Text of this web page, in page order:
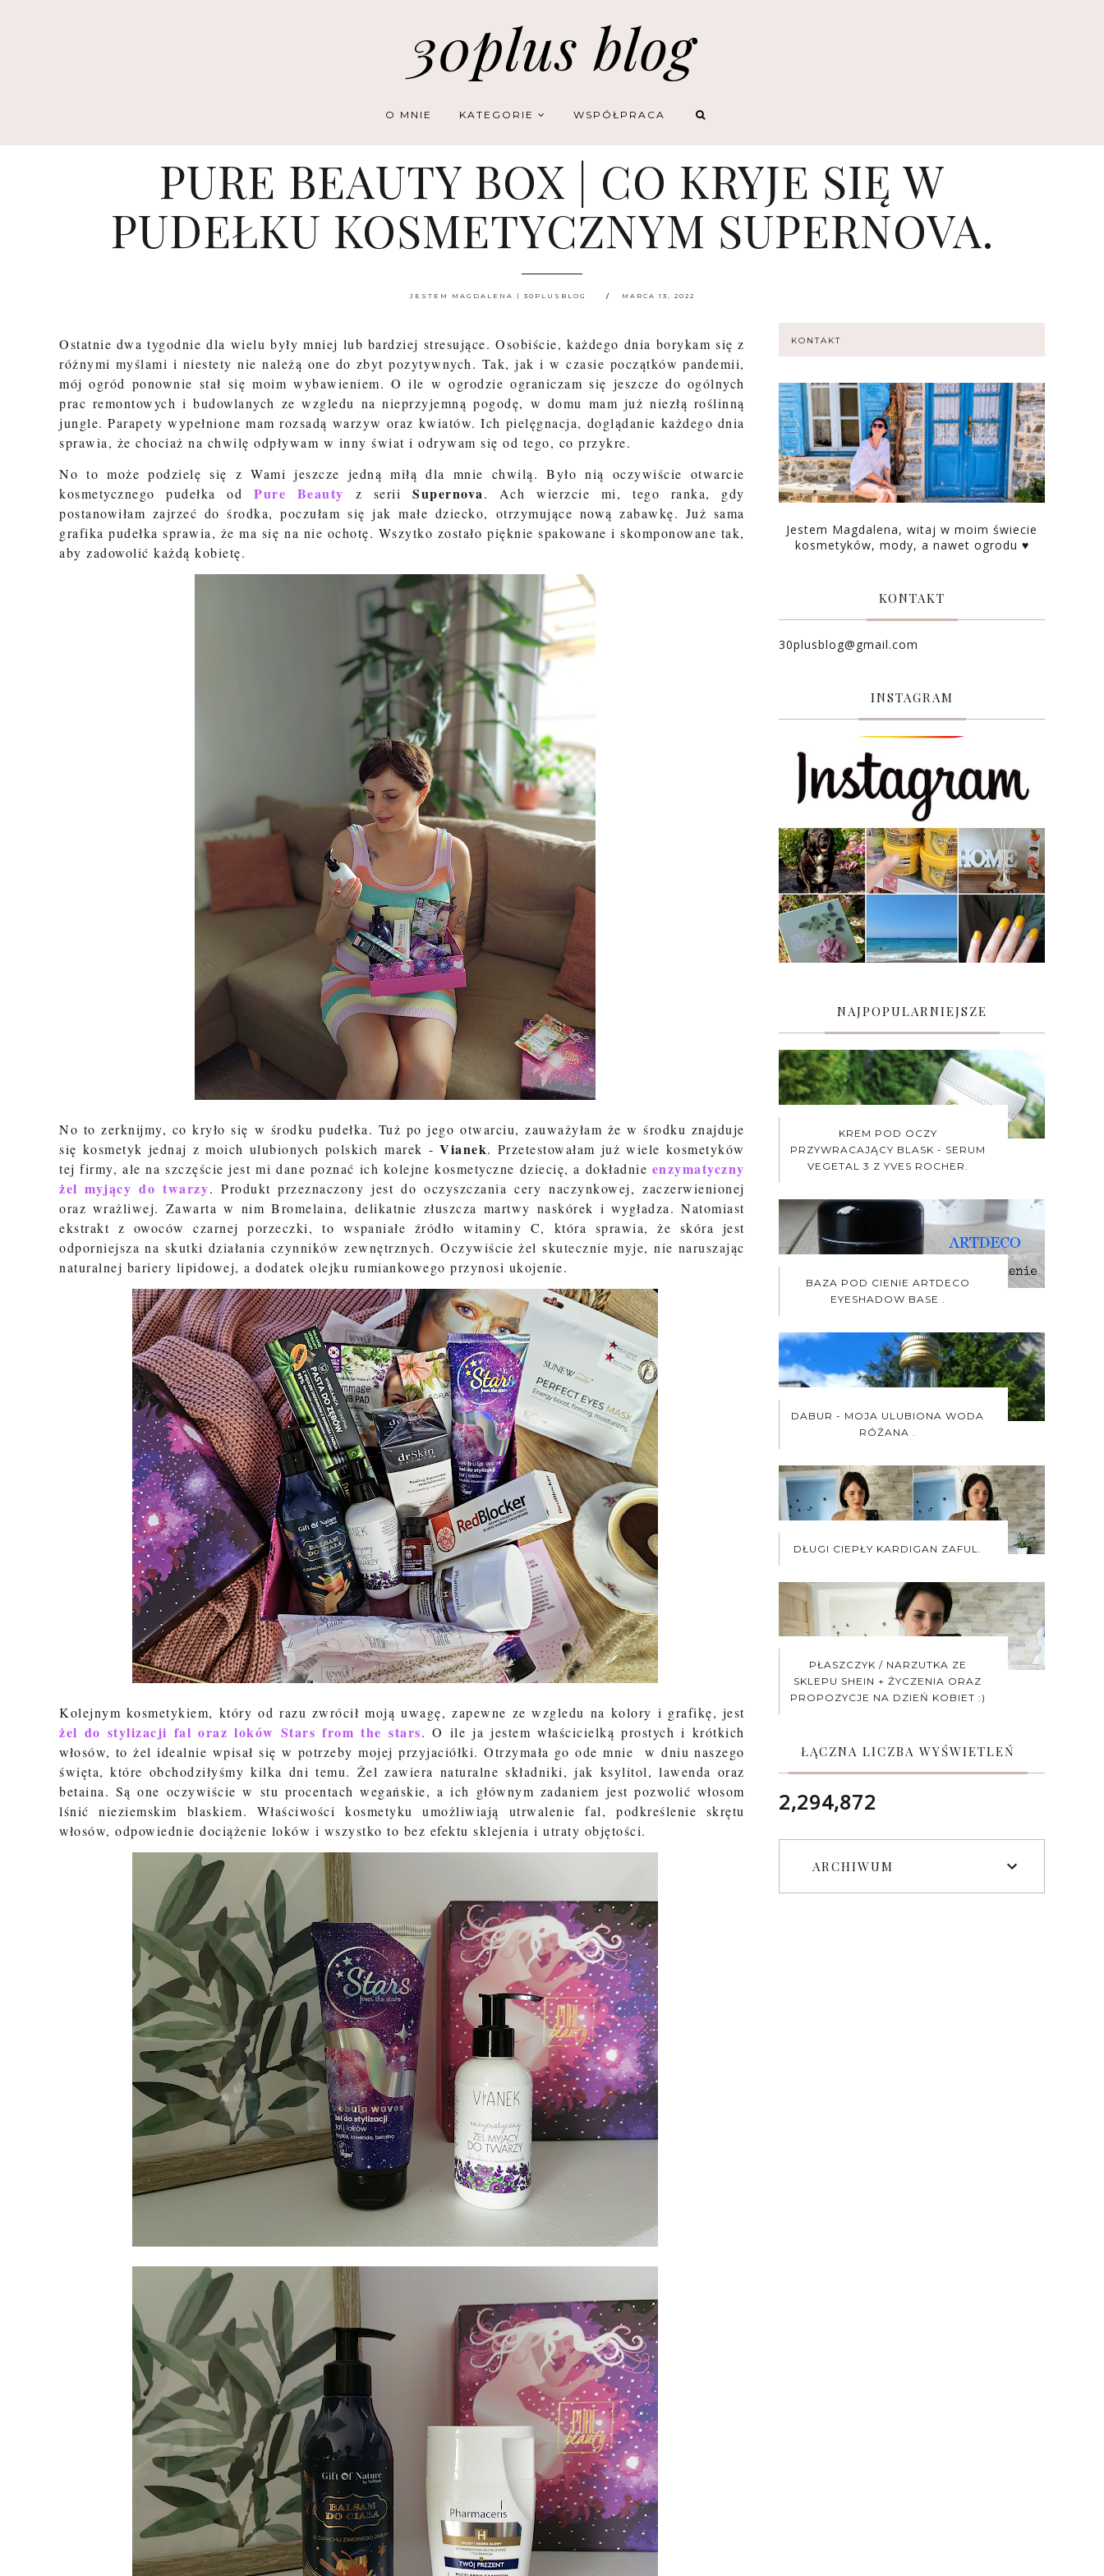
30plus blog
O MNIE KATEGORIE WSPÓŁPRACA
PURE BEAUTY BOX | CO KRYJE SIĘ W
PUDEŁKU KOSMETYCZNYM SUPERNOVA.
JESTEM MAGDALENA | 30PLUSBLOG MARCA 13, 2022
Ostatnie dwa tygodnie dla wielu były mniej lub bardziej stresujące. Osobiście, każdego dnia borykam się z
różnymi myślami i niestety nie należą one do zbyt pozytywnych. Tak, jak i w czasie początków pandemii,
mój ogród ponownie stał się moim wybawieniem. O ile w ogrodzie ograniczam się jeszcze do ogólnych
prac remontowych i budowlanych ze wzgledu na nieprzyjemną pogodę, w domu mam już niezłą roślinną
jungle. Parapety wypełnione mam rozsadą warzyw oraz kwiatów. Ich pielęgnacja, doglądanie każdego dnia
sprawia, że chociaż na chwilę odpływam w inny świat i odrywam się od tego, co przykre.
No to może podzielę się z Wami jeszcze jedną miłą dla mnie chwilą. Było nią oczywiście otwarcie
kosmetycznego pudełka odPure Beauty z seriiSupernova. Ach wierzcie mi, tego ranka, gdy
postanowiłam zajrzeć do środka, poczułam się jak małe dziecko, otrzymujące nową zabawkę. Już sama
grafika pudełka sprawia, że ma się na nie ochotę. Wszytko zostało pięknie spakowane i skomponowane tak,
aby zadowolić każdą kobietę.
No to zerknijmy, co kryło się w środku pudełka. Tuż po jego otwarciu, zauważyłam że w środku znajduje
się kosmetyk jednaj z moich ulubionych polskich marek -Vianek. Przetestowałam już wiele kosmetyków
tej firmy, ale na szczęście jest mi dane poznać ich kolejne kosmetyczne dziecię, a dokładnie enzymatyczny
żel myjący do twarzy. Produkt przeznaczony jest do oczyszczania cery naczynkowej, zaczerwienionej
oraz wrażliwej. Zawarta w nim Bromelaina, delikatnie złuszcza martwy naskórek i wygładza. Natomiast
ekstrakt z owoców czarnej porzeczki, to wspaniałe źródło witaminy C, która sprawia, że skóra jest
odporniejsza na skutki działania czynników zewnętrznych. Oczywiście żel skutecznie myje, nie naruszając
naturalnej bariery lipidowej, a dodatek olejku rumiankowego przynosi ukojenie.
Kolejnym kosmetykiem, który od razu zwrócił moją uwagę, zapewne ze wzgledu na kolory i grafikę, jest
żel do stylizacji fal oraz loków Stars from the stars. O ile ja jestem właścicielką prostych i krótkich
włosów, to żel idealnie wpisał się w potrzeby mojej przyjaciółki. Otrzymała go ode mnie w dniu naszego
święta, które obchodziłyśmy kilka dni temu. Żel zawiera naturalne składniki, jak ksylitol, lawenda oraz
betaina. Są one oczywiście w stu procentach wegańskie, a ich głównym zadaniem jest pozwolić włosom
lśnić nieziemskim blaskiem. Właściwości kosmetyku umożliwiają utrwalenie fal, podkreślenie skrętu
włosów, odpowiednie dociążenie loków i wszystko to bez efektu sklejenia i utraty objętości.
KONTAKT
Jestem Magdalena, witaj w moim świecie
kosmetyków, mody, a nawet ogrodu ♥
KONTAKT
30plusblog@gmail.com
INSTAGRAM
NAJPOPULARNIEJSZE
KREM POD OCZY
PRZYWRACAJĄCY BLASK - SERUM
VEGETAL 3 Z YVES ROCHER.
BAZA POD CIENIE ARTDECO
EYESHADOW BASE .
DABUR - MOJA ULUBIONA WODA
RÓŻANA .
DŁUGI CIEPŁY KARDIGAN ZAFUL.
PŁASZCZYK / NARZUTKA ZE
SKLEPU SHEIN + ŻYCZENIA ORAZ
PROPOZYCJE NA DZIEŃ KOBIET :)
ŁĄCZNA LICZBA WYŚWIETLEŃ
2,294,872
ARCHIWUM